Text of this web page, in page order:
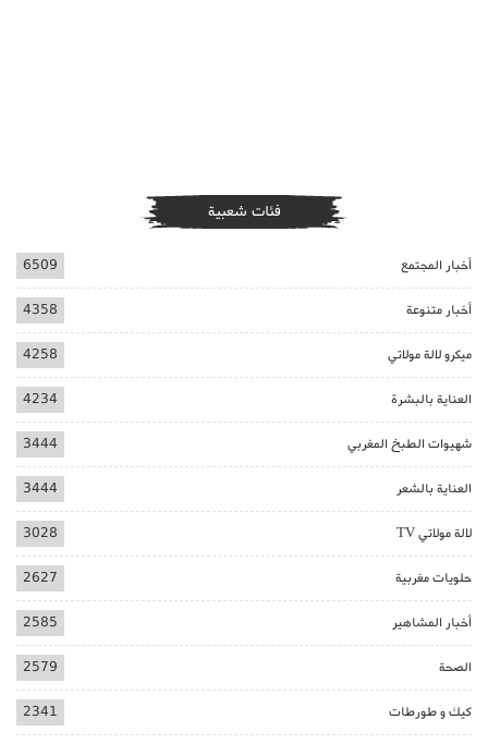
فئات شعبية
أخبار المجتمع 6509
أخبار متنوعة 4358
ميكرو لالة مولاتي 4258
العناية بالبشرة 4234
شهيوات الطبخ المغربي 3444
العناية بالشعر 3444
لالة مولاتي TV 3028
حلويات مغربية 2627
أخبار المشاهير 2585
الصحة 2579
كيك و طورطات 2341